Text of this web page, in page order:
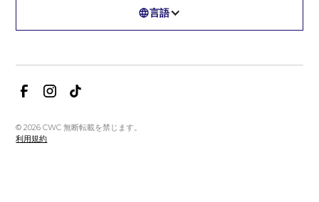
言語
© 2026 CWC 無断転載を禁じます。
利用規約